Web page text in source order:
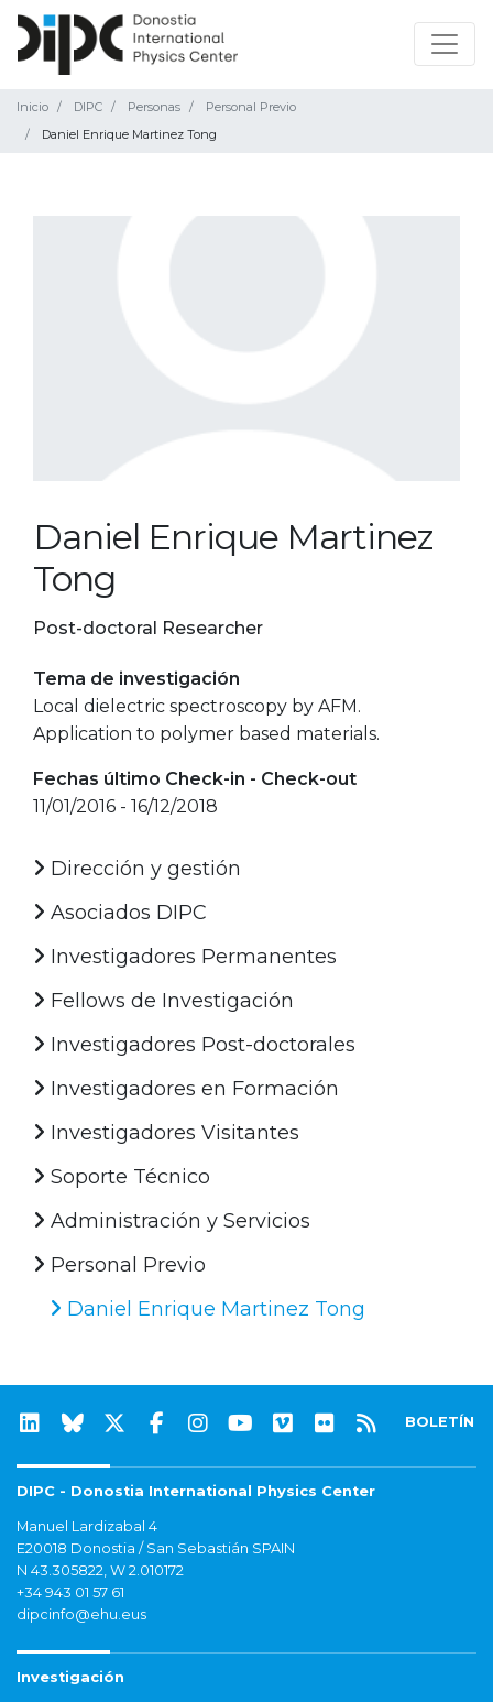
Inicio DIPC Personas
Personal Previo
Daniel Enrique Martinez Tong
Daniel Enrique Martinez
Tong
Post-doctoral Researcher
Tema de investigación
Local dielectric spectroscopy by AFM.
Application to polymer based materials.
Fechas último Check-in - Check-out
11/01/2016 - 16/12/2018
Dirección y gestión
Asociados DIPC
Investigadores Permanentes
Fellows de Investigación
Investigadores Post-doctorales
Investigadores en Formación
Investigadores Visitantes
Soporte Técnico
Administración y Servicios
Personal Previo
Daniel Enrique Martinez Tong
BOLETÍN
DIPC - Donostia International Physics Center
Manuel Lardizabal 4
E20018 Donostia / San Sebastián SPAIN
N 43.305822, W 2.010172
+34 943 01 57 61
dipcinfo@ehu.eus
Investigación